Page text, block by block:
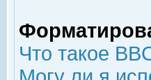
Что такое